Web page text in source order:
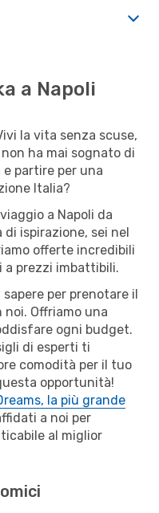
a Napoli
la vita senza scuse,
ha mai sognato di
e partire per una
Italia?
a Napoli da
di ispirazione, sei nel
offerte incredibili
a prezzi imbattibili.
per prenotare il
Offriamo una
ogni budget.
di esperti ti
comodità per il tuo
opportunità!
la più grande
a noi per
al miglior